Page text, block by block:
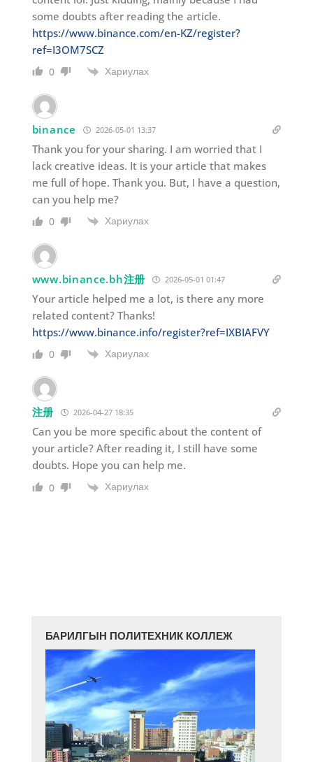
some doubts after reading the article.
https://www.binance.com/en-KZ/register?
ref=I3OM7SCZ
0 Хариулах
binance 2026-05-01 13:37
Thank you for your sharing. I am worried that I
lack creative ideas. It is your article that makes
me full of hope. Thank you. But, I have a question,
can you help me?
0 Хариулах
www.binance.bh注册 2026-05-01 01:47
Your article helped me a lot, is there any more
related content? Thanks!
https://www.binance.info/register?ref=IXBIAFVY
0 Хариулах
注册 2026-04-27 18:35
Can you be more specific about the content of
your article? After reading it, I still have some
doubts. Hope you can help me.
0 Хариулах
БАРИЛГЫН ПОЛИТЕХНИК КОЛЛЕЖ